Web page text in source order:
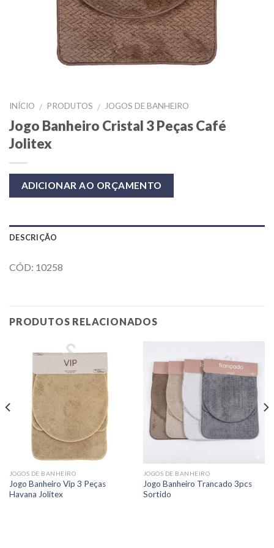
INÍCIO / PRODUTOS / JOGOS DE BANHEIRO
Jogo Banheiro Cristal 3 Peças Café
Jolitex
ADICIONAR AO ORÇAMENTO
DESCRIÇÃO
CÓD: 10258
PRODUTOS RELACIONADOS
JOGOS DE BANHEIRO
Jogo Banheiro Vip 3 Peças
Havana Jolitex
JOGOS DE BANHEIRO
Jogo Banheiro Trancado 3pcs
Sortido